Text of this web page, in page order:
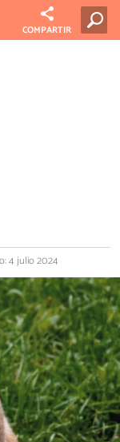
COMPARTIR
4 julio 2024